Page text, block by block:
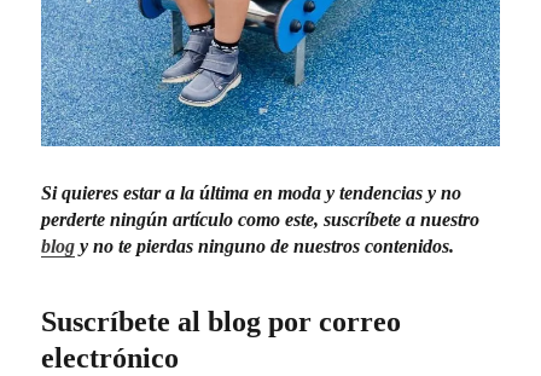
Si quieres estar a la última en moda y tendencias y no
perderte ningún artículo como este, suscríbete a nuestro
blog y no te pierdas ninguno de nuestros contenidos.
Suscríbete al blog por correo
electrónico